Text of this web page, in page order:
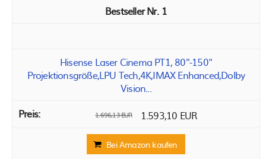
1
Hisense Laser Cinema PT1, 80''-150"
Projektionsgröße,LPU Tech,4K,IMAX Enhanced,Dolby
Vision...
1.696,13 EUR 1.593,10 EUR
Bei Amazon kaufen